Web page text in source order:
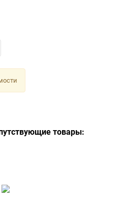
товары: